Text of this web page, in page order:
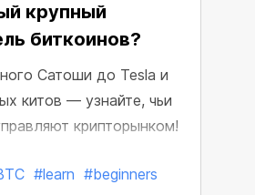
крупный
биткоинов?
Сатоши до Tesla и
китов — узнайте, чьи
крипторынком!
#learn #beginners